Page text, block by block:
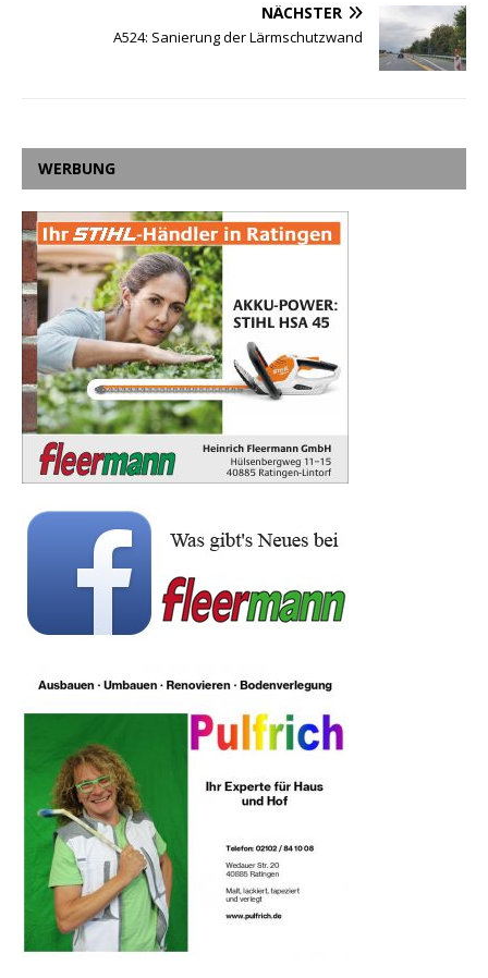
NÄCHSTER
A524: Sanierung der Lärmschutzwand
WERBUNG